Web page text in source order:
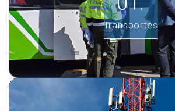
Transportes
Ver más información.
INGRESE AQUÍ